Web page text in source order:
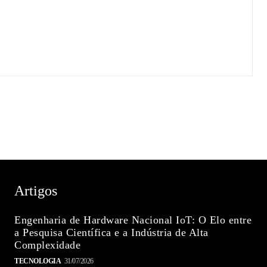
Artigos
Engenharia de Hardware Nacional IoT: O Elo entre
a Pesquisa Científica e a Indústria de Alta
Complexidade
TECNOLOGIA 31/07/2026